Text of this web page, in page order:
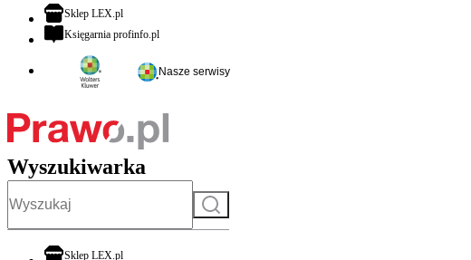
Sklep LEX.plotwiera się w nowej karcie
Księgarnia profinfo.plotwiera się w nowej karcie
Nasze serwisy
Wyszukiwarka
Szukaj
Sklep LEX.plotwiera się w nowej karcie